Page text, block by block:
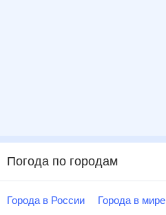
Погода по городам
Города в России Города в мире